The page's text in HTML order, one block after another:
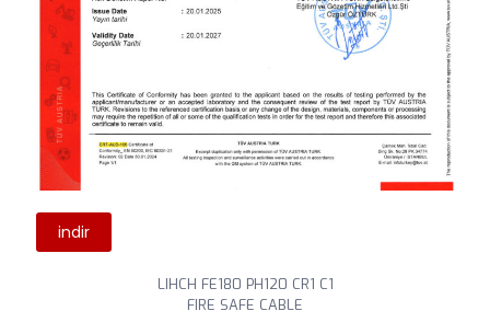
indir
LIHCH FE180 PH120 CR1 C1
FIRE SAFE CABLE